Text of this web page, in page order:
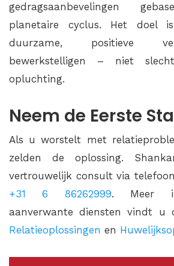
gedragsaanbevelingen
planetaire cyclus. Het doel
duurzame, positieve
bewerkstelligen – niet
opluchting.
Neem de Eerste
Als u worstelt met
zelden de oplossing.
vertrouwelijk consult via
+31 6 86262999. Meer
aanverwante diensten vindt u
Relatieoplossingen en